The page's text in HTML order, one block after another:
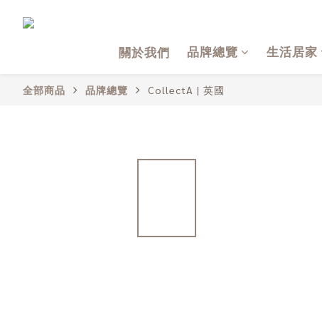
關於我們
品牌總覽 生活居家
全部商品 品牌總覽 CollectA | 英國